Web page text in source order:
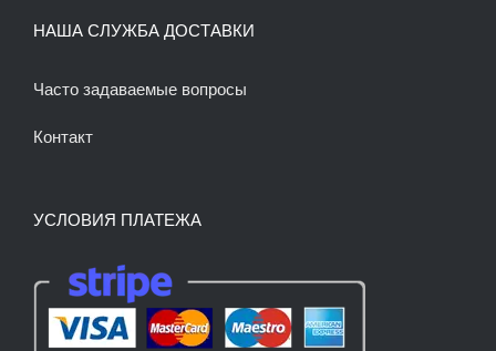
НАША СЛУЖБА ДОСТАВКИ
Часто задаваемые вопросы
Контакт
УСЛОВИЯ ПЛАТЕЖА